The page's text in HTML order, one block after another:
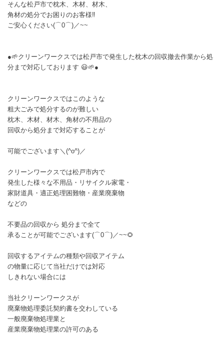
そんな松戸市で枕木、木材、材木、
角材の処分でお困りのお客様‼️
ご安心ください(⌒0⌒)／~~
●🌱クリーンワークスでは松戸市で発生した枕木の回収撤去作業から処
分まで対応しております 😃🌱●
クリーンワークスではこのような
粗大ごみで処分するのが難しい
枕木、木材、材木、角材の不用品の
回収から処分まで対応することが
可能でございます＼(^o^)／
クリーンワークスでは松戸市内で
発生した様々な不用品・リサイクル家電・
家財道具・適正処理困難物・産業廃棄物
などの
不要品の回収から 処分まで全て
承ることが可能でございます(⌒0⌒)／~~🌻
回収するアイテムの種類や回収アイテム
の物量に応じて当社だけでは対応
しきれない場合には
当社クリーンワークスが
廃棄物処理委託契約書を交わしている
一般廃棄物処理業と
産業廃棄物処理業の許可のある